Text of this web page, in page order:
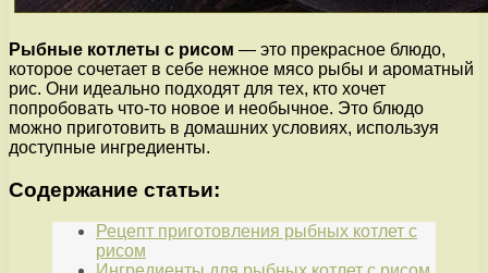
Рыбные котлеты с рисом — это прекрасное блюдо,
которое сочетает в себе нежное мясо рыбы и ароматный
рис. Они идеально подходят для тех, кто хочет
попробовать что-то новое и необычное. Это блюдо
можно приготовить в домашних условиях, используя
доступные ингредиенты.
Содержание статьи:
Рецепт приготовления рыбных котлет с
рисом